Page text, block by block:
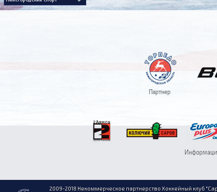
2009-2018 Некоммерческое партнерство Хоккейный клуб